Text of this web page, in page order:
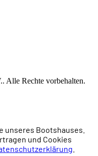
Alle Rechte vorbehalten.
unseres Bootshauses.
und Cookies